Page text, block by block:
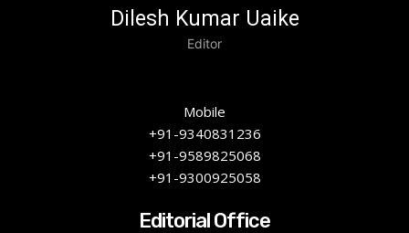
Dilesh Kumar Uaike
Editor
Mobile
+91-9340831236
+91-9589825068
+91-9300925058
Editorial Office